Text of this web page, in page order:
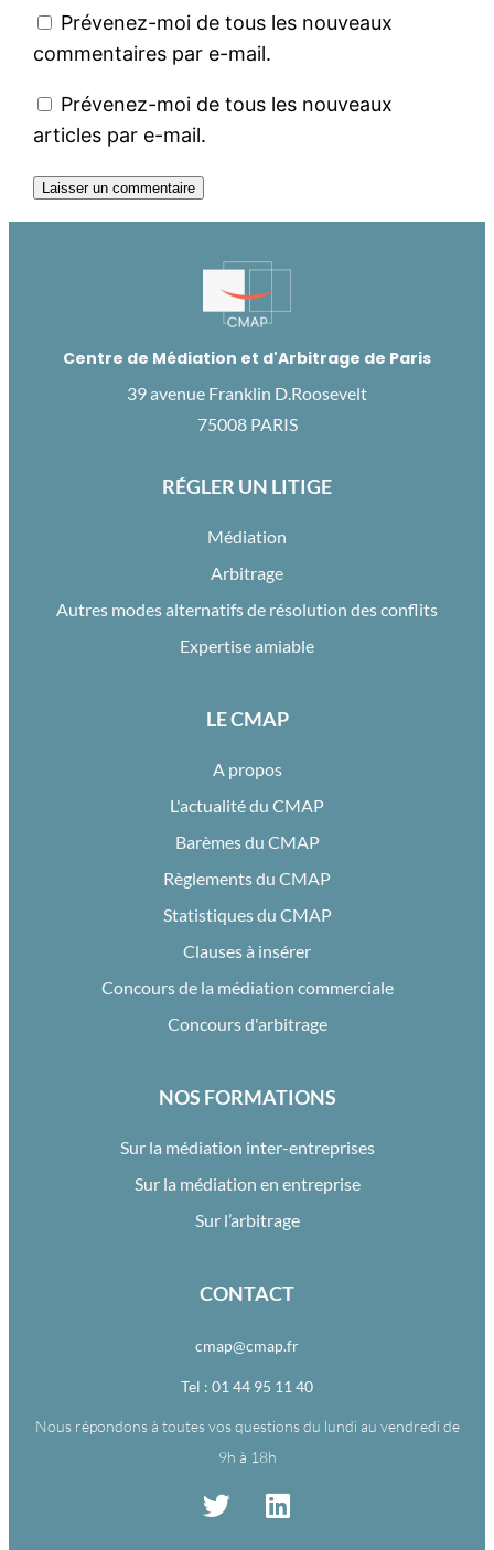
Prévenez-moi de tous les nouveaux
commentaires par e-mail.
Prévenez-moi de tous les nouveaux
articles par e-mail.
Centre de Médiation et d'Arbitrage de Paris
39 avenue Franklin D.Roosevelt
75008 PARIS
RÉGLER UN LITIGE
Médiation
Arbitrage
Autres modes alternatifs de résolution des conflits
Expertise amiable
LE CMAP
A propos
L'actualité du CMAP
Barèmes du CMAP
Règlements du CMAP
Statistiques du CMAP
Clauses à insérer
Concours de la médiation commerciale
Concours d'arbitrage
NOS FORMATIONS
Sur la médiation inter-entreprises
Sur la médiation en entreprise
Sur l’arbitrage
CONTACT
cmap@cmap.fr
Tel : 01 44 95 11 40
Nous répondons à toutes vos questions du lundi au vendredi de
9h à 18h